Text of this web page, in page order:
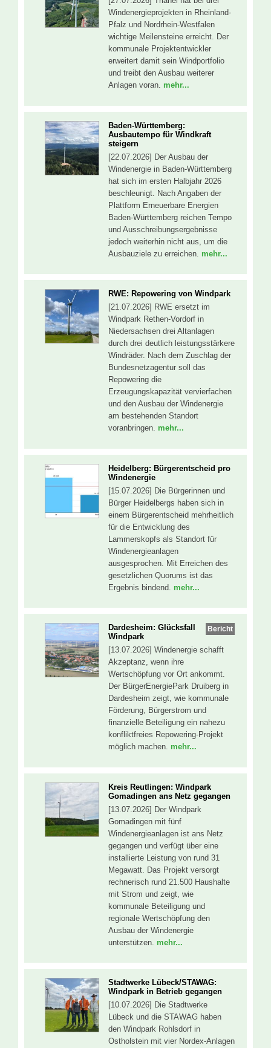
Windenergieprojekten in Rheinland-
Pfalz und Nordrhein-Westfalen
wichtige Meilensteine erreicht. Der
kommunale Projektentwickler
erweitert damit sein Windportfolio
und treibt den Ausbau weiterer
Anlagen voran. mehr...
Baden-Württemberg:
Ausbautempo für Windkraft
steigern
[22.07.2026] Der Ausbau der
Windenergie in Baden-Württemberg
hat sich im ersten Halbjahr 2026
beschleunigt. Nach Angaben der
Plattform Erneuerbare Energien
Baden-Württemberg reichen Tempo
und Ausschreibungsergebnisse
jedoch weiterhin nicht aus, um die
Ausbauziele zu erreichen. mehr...
RWE: Repowering von Windpark
[21.07.2026] RWE ersetzt im
Windpark Rethen-Vordorf in
Niedersachsen drei Altanlagen
durch drei deutlich leistungsstärkere
Windräder. Nach dem Zuschlag der
Bundesnetzagentur soll das
Repowering die
Erzeugungskapazität vervierfachen
und den Ausbau der Windenergie
am bestehenden Standort
voranbringen. mehr...
Heidelberg: Bürgerentscheid pro
Windenergie
[15.07.2026] Die Bürgerinnen und
Bürger Heidelbergs haben sich in
einem Bürgerentscheid mehrheitlich
für die Entwicklung des
Lammerskopfs als Standort für
Windenergieanlagen
ausgesprochen. Mit Erreichen des
gesetzlichen Quorums ist das
Ergebnis bindend. mehr...
Bericht
Dardesheim: Glücksfall
Windpark
[13.07.2026] Windenergie schafft
Akzeptanz, wenn ihre
Wertschöpfung vor Ort ankommt.
Der BürgerEnergiePark Druiberg in
Dardesheim zeigt, wie kommunale
Förderung, Bürgerstrom und
finanzielle Beteiligung ein nahezu
konfliktfreies Repowering-Projekt
möglich machen. mehr...
Kreis Reutlingen: Windpark
Gomadingen ans Netz gegangen
[13.07.2026] Der Windpark
Gomadingen mit fünf
Windenergieanlagen ist ans Netz
gegangen und verfügt über eine
installierte Leistung von rund 31
Megawatt. Das Projekt versorgt
rechnerisch rund 21.500 Haushalte
mit Strom und zeigt, wie
kommunale Beteiligung und
regionale Wertschöpfung den
Ausbau der Windenergie
unterstützen. mehr...
Stadtwerke Lübeck/STAWAG:
Windpark in Betrieb gegangen
[10.07.2026] Die Stadtwerke
Lübeck und die STAWAG haben
den Windpark Rohlsdorf in
Ostholstein mit vier Nordex-Anlagen